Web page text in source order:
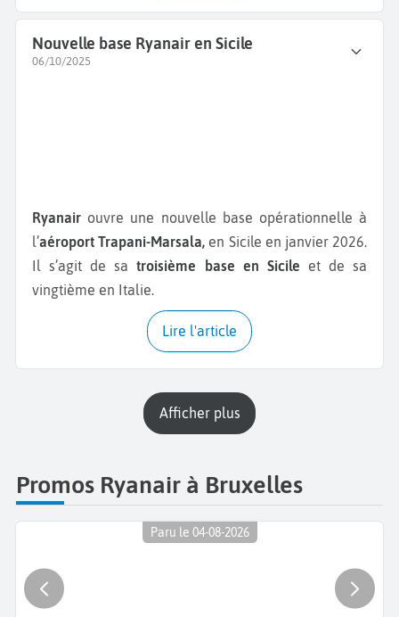
Nouvelle base Ryanair en Sicile
06/10/2025
Ryanair ouvre une nouvelle base opérationnelle à
l’aéroport Trapani-Marsala, en Sicile en janvier 2026.
Il s’agit de satroisième base en Sicile et de sa
vingtième en Italie.
Lire l'article
Afficher plus
Promos Ryanair à Bruxelles
Paru le 04-08-2026